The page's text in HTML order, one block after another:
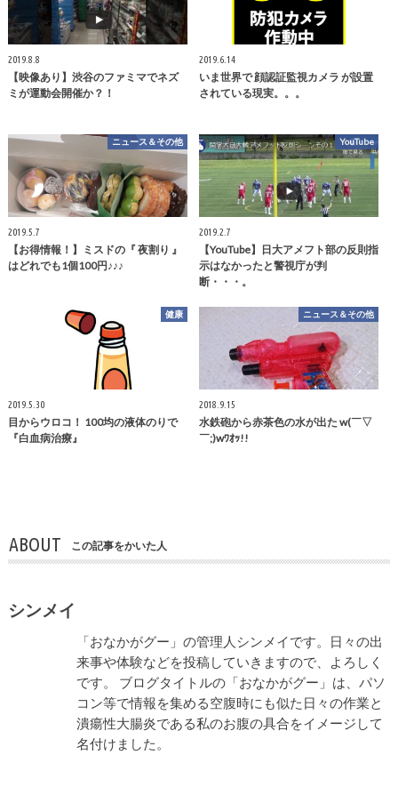
2019.8.8
【映像あり】渋谷のファミマでネズ
ミが運動会開催か？！
2019.6.14
いま世界で 顔認証監視カメラ が設置
されている現実。。。
ニュース＆その他
2019.5.7
【お得情報！】ミスドの『 夜割り 』
はどれでも1個100円♪♪♪
YouTube
2019.2.7
【YouTube】日大アメフト部の反則指
示はなかったと警視庁が判
断・・・。
健康
2019.5.30
目からウロコ！ 100均の液体のりで
『白血病治療』
ニュース＆その他
2018.9.15
水鉄砲から赤茶色の水が出た w(￣▽
￣;)wﾜｵｯ!!
ABOUT この記事をかいた人
シンメイ
「おなかがグー」の管理人シンメイです。日々の出
来事や体験などを投稿していきますので、よろしく
です。 ブログタイトルの「おなかがグー」は、パソ
コン等で情報を集める空腹時にも似た日々の作業と
潰瘍性大腸炎である私のお腹の具合をイメージして
名付けました。